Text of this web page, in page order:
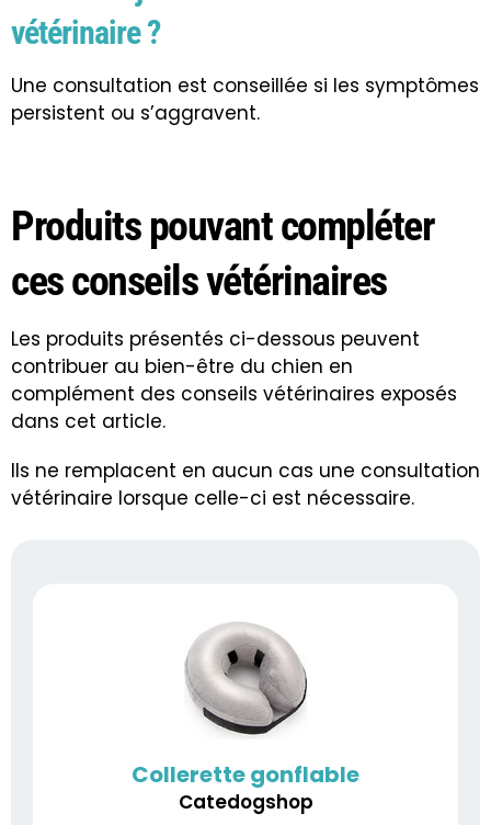
vétérinaire ?
Une consultation est conseillée si les symptômes
persistent ou s’aggravent.
Produits pouvant compléter
ces conseils vétérinaires
Les produits présentés ci-dessous peuvent
contribuer au bien-être du chien en
complément des conseils vétérinaires exposés
dans cet article.
Ils ne remplacent en aucun cas une consultation
vétérinaire lorsque celle-ci est nécessaire.
Collerette gonflable
Catedogshop